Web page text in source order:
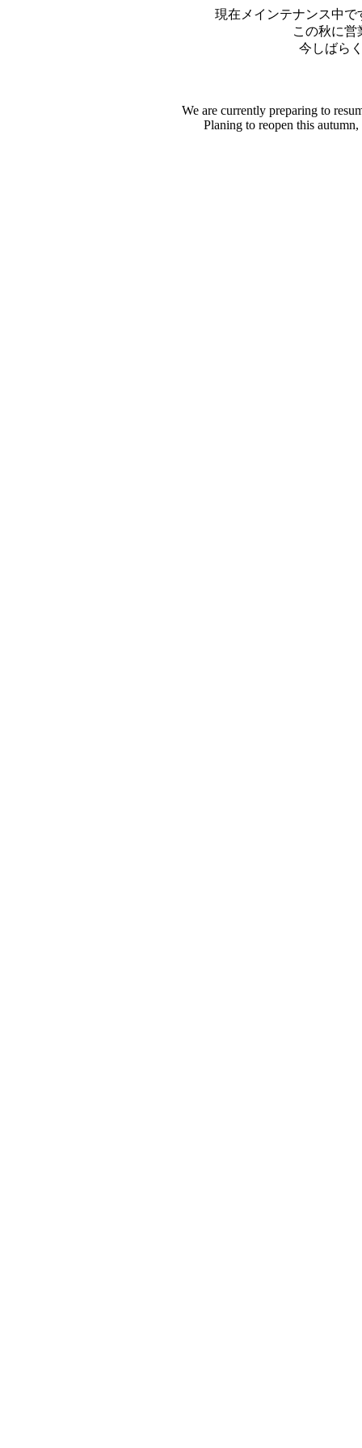
現在メインテナンス中
この秋に営
今しばら
We are currently preparing to
Planing to reopen this